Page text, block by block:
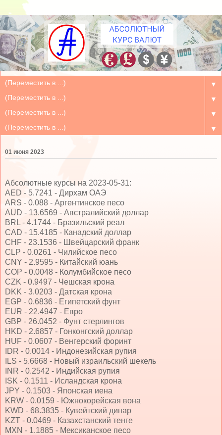
▼
▼
▼
▼
01 июня 2023
Абсолютные курсы на 2023-05-31:
AED - 5.7241 - Дирхам ОАЭ
ARS - 0.088 - Аргентинское песо
AUD - 13.6569 - Австралийский доллар
BRL - 4.1744 - Бразильский реал
CAD - 15.4185 - Канадский доллар
CHF - 23.1536 - Швейцарский франк
CLP - 0.0261 - Чилийское песо
CNY - 2.9595 - Китайский юань
COP - 0.0048 - Колумбийское песо
CZK - 0.9497 - Чешская крона
DKK - 3.0203 - Датская крона
EGP - 0.6836 - Египетский фунт
EUR - 22.4947 - Евро
GBP - 26.0452 - Фунт стерлингов
HKD - 2.6857 - Гонконгский доллар
HUF - 0.0607 - Венгерский форинт
IDR - 0.0014 - Индонезийская рупия
ILS - 5.6668 - Новый израильский шекель
INR - 0.2542 - Индийская рупия
ISK - 0.1511 - Исландская крона
JPY - 0.1503 - Японская иена
KRW - 0.0159 - Южнокорейская вона
KWD - 68.3835 - Кувейтский динар
KZT - 0.0469 - Казахстанский тенге
MXN - 1.1885 - Мексиканское песо